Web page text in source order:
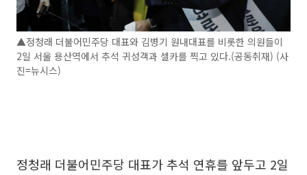
▲정청래 더불어민주당 대표와 김병기 원내대표를 비롯한 의원들이
2일 서울 용산역에서 추석 귀성객과 셀카를 찍고 있다.(공동취재) (사
진=뉴시스)
정청래 더불어민주당 대표가 추석 연휴를 앞두고 2일